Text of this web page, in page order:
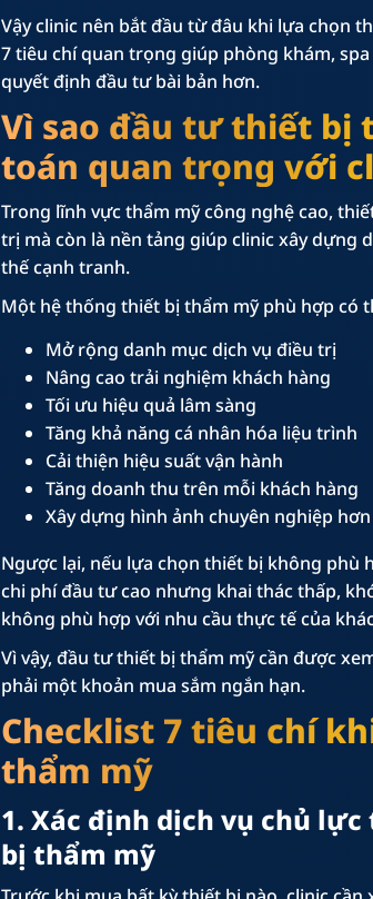
Vậy clinic nên bắt đầu từ đâu khi lựa chọn
7 tiêu chí quan trọng giúp phòng khám,
quyết định đầu tư bài bản hơn.
Vì sao đầu tư thiết bị
toán quan trọng với
Trong lĩnh vực thẩm mỹ công nghệ cao,
trị mà còn là nền tảng giúp clinic xây dựng
thế cạnh tranh.
Một hệ thống thiết bị thẩm mỹ phù hợp có
Mở rộng danh mục dịch vụ điều trị
Nâng cao trải nghiệm khách hàng
Tối ưu hiệu quả lâm sàng
Tăng khả năng cá nhân hóa liệu trình
Cải thiện hiệu suất vận hành
Tăng doanh thu trên mỗi khách hàng
Xây dựng hình ảnh chuyên nghiệp hơn
Ngược lại, nếu lựa chọn thiết bị không phù
chi phí đầu tư cao nhưng khai thác thấp,
không phù hợp với nhu cầu thực tế của
Vì vậy, đầu tư thiết bị thẩm mỹ cần được
phải một khoản mua sắm ngắn hạn.
Checklist 7 tiêu chí
thẩm mỹ
1. Xác định dịch vụ chủ
bị thẩm mỹ